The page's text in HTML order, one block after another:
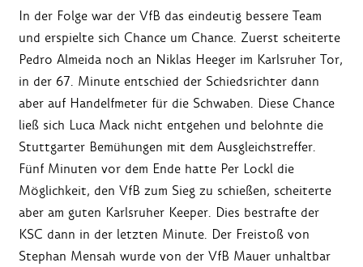
In der Folge war der VfB das eindeutig bessere Team
und erspielte sich Chance um Chance. Zuerst scheiterte
Pedro Almeida noch an Niklas Heeger im Karlsruher Tor,
in der 67. Minute entschied der Schiedsrichter dann
aber auf Handelfmeter für die Schwaben. Diese Chance
ließ sich Luca Mack nicht entgehen und belohnte die
Stuttgarter Bemühungen mit dem Ausgleichstreffer.
Fünf Minuten vor dem Ende hatte Per Lockl die
Möglichkeit, den VfB zum Sieg zu schießen, scheiterte
aber am guten Karlsruher Keeper. Dies bestrafte der
KSC dann in der letzten Minute. Der Freistoß von
Stephan Mensah wurde von der VfB Mauer unhaltbar